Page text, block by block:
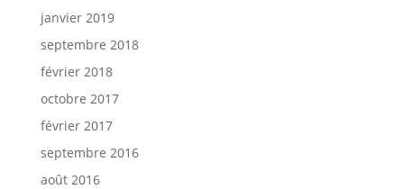
janvier 2019
septembre 2018
février 2018
octobre 2017
février 2017
septembre 2016
août 2016